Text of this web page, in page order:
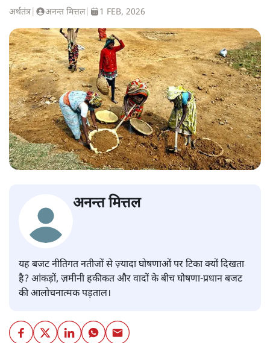
अर्थतंत्र अनन्त मित्तल| 1 FEB, 2026
अनन्त मित्तल
यह बजट नीतिगत नतीजों से ज़्यादा घोषणाओं पर टिका क्यों दिखता
है? आंकड़ों, ज़मीनी हकीकत और वादों के बीच घोषणा-प्रधान बजट
की आलोचनात्मक पड़ताल।